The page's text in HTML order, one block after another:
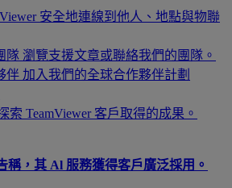
安全地連線到他人、地點與物聯
隊 瀏覽支援文章或聯絡我們的團隊。
伴 加入我們的全球合作夥伴計劃
索 TeamViewer 客戶取得的成果。
稱，其 Al 服務獲得客戶廣泛採用。